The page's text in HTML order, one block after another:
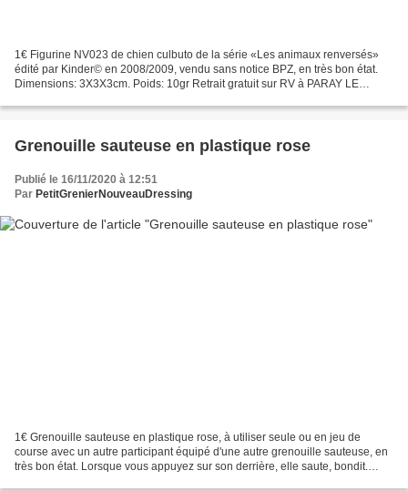
1€ Figurine NV023 de chien culbuto de la série «Les animaux renversés»
édité par Kinder© en 2008/2009, vendu sans notice BPZ, en très bon état.
Dimensions: 3X3X3cm. Poids: 10gr Retrait gratuit sur RV à PARAY LE
Grenouille sauteuse en plastique rose
Publié le 16/11/2020 à 12:51
Par PetitGrenierNouveauDressing
1€ Grenouille sauteuse en plastique rose, à utiliser seule ou en jeu de
course avec un autre participant équipé d'une autre grenouille sauteuse, en
très bon état. Lorsque vous appuyez sur son derrière, elle saute, bondit.